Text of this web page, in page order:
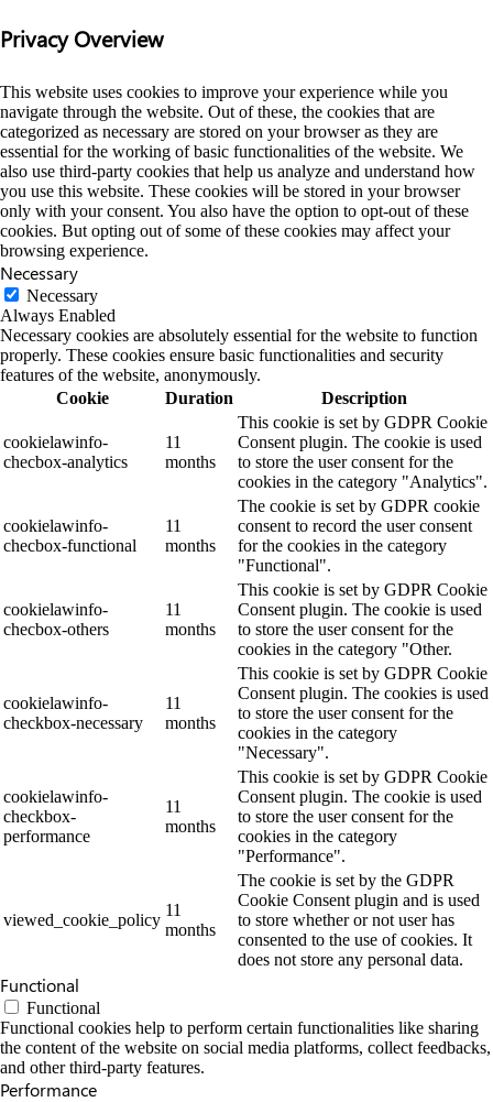
Privacy Overview
This website uses cookies to improve your experience while you
navigate through the website. Out of these, the cookies that are
categorized as necessary are stored on your browser as they are
essential for the working of basic functionalities of the website. We
also use third-party cookies that help us analyze and understand how
you use this website. These cookies will be stored in your browser
only with your consent. You also have the option to opt-out of these
cookies. But opting out of some of these cookies may affect your
browsing experience.
Necessary
Necessary
Always Enabled
Necessary cookies are absolutely essential for the website to function
properly. These cookies ensure basic functionalities and security
features of the website, anonymously.
Cookie
Duration Description
cookielawinfo-
checbox-analytics
11
months
This cookie is set by GDPR Cookie
Consent plugin. The cookie is used
to store the user consent for the
cookies in the category "Analytics".
cookielawinfo-
checbox-functional
11
months
The cookie is set by GDPR cookie
consent to record the user consent
for the cookies in the category
"Functional".
cookielawinfo-
checbox-others
11
months
This cookie is set by GDPR Cookie
Consent plugin. The cookie is used
to store the user consent for the
cookies in the category "Other.
cookielawinfo-
checkbox-necessary
11
months
This cookie is set by GDPR Cookie
Consent plugin. The cookies is used
to store the user consent for the
cookies in the category
"Necessary".
cookielawinfo-
checkbox-
performance
11
months
This cookie is set by GDPR Cookie
Consent plugin. The cookie is used
to store the user consent for the
cookies in the category
"Performance".
viewed_cookie_policy
11
months
The cookie is set by the GDPR
Cookie Consent plugin and is used
to store whether or not user has
consented to the use of cookies. It
does not store any personal data.
Functional
Functional
Functional cookies help to perform certain functionalities like sharing
the content of the website on social media platforms, collect feedbacks,
and other third-party features.
Performance